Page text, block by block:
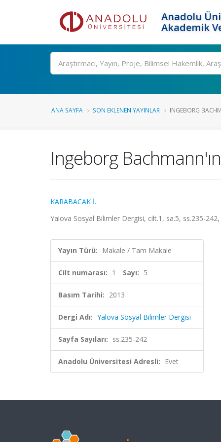
Anadolu
Akademik
Ara
ANA SAYFA SON EKLENEN YAYINLAR INGEBORG
Ingeborg
KARABACAK İ.
Yalova Sosyal Bilimler Dergisi, cilt.1, sa.5, ss.235-
Yayın Türü: Makale / Tam Makale
Cilt numarası: 1 Sayı: 5
Basım Tarihi: 2013
Dergi Adı: Yalova Sosyal Bilimler Dergisi
Sayfa Sayıları: ss.235-242
Anadolu Üniversitesi Adresli: Evet